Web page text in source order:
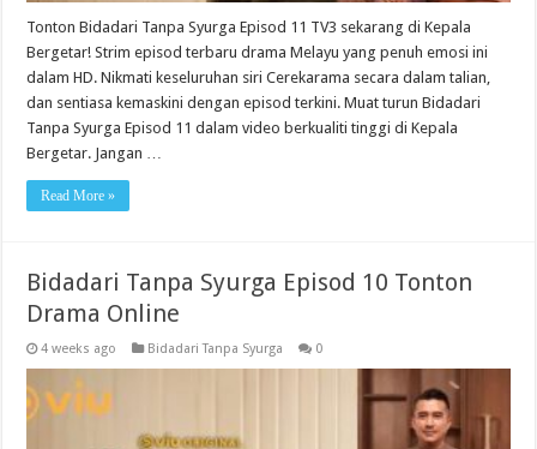
Tonton Bidadari Tanpa Syurga Episod 11 TV3 sekarang di Kepala
Bergetar! Strim episod terbaru drama Melayu yang penuh emosi ini
dalam HD. Nikmati keseluruhan siri Cerekarama secara dalam talian,
dan sentiasa kemaskini dengan episod terkini. Muat turun Bidadari
Tanpa Syurga Episod 11 dalam video berkualiti tinggi di Kepala
Bergetar. Jangan …
Read More »
Bidadari Tanpa Syurga Episod 10 Tonton
Drama Online
4 weeks ago Bidadari Tanpa Syurga 0